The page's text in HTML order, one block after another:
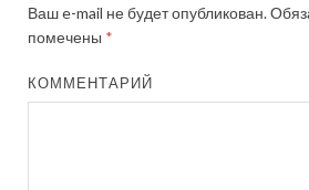
Ваш e-mail не будет опубликован.
помечены *
КОММЕНТАРИЙ